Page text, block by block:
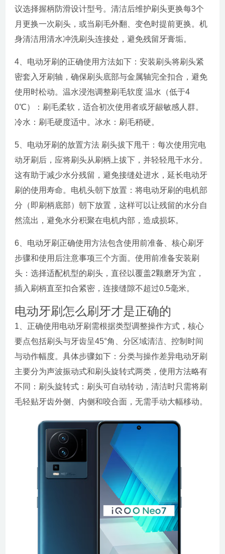
议选择握柄防滑设计型号。清洁后维护刷头更换每3个
月更换一次刷头，或当刷毛外翻、变色时提前更换。机
身清洁用清水冲洗刷头连接处，避免残留牙膏垢。
4、电动牙刷的正确使用方法如下：安装刷头将刷头紧
密套入牙刷轴，确保刷头底部与金属轴完全扣合，避免
使用时松动。温水浸泡调整刷毛软度 温水（低于4
0℃）：刷毛柔软，适合初次使用者或牙龈敏感人群。
冷水：刷毛硬度适中。冰水：刷毛稍硬。
5、电动牙刷的放置方法 刷头拔下甩干：每次使用完电
动牙刷后，应将刷头从刷柄上拔下，并轻轻甩干水分。
这有助于减少水分残留，避免接缝处进水，延长电动牙
刷的使用寿命。电机头朝下放置：将电动牙刷的电机部
分（即刷柄底部）朝下放置，这样可以让残留的水分自
然流出，避免水分积聚在电机内部，造成损坏。
6、电动牙刷正确使用方法包含使用前准备、核心刷牙
步骤和使用后注意事项三个方面。使用前准备安装刷
头：选择适配机型的刷头，直径以覆盖2颗磨牙为宜，
插入刷柄直至扣合紧密，连接缝隙不超过0.5毫米。
电动牙刷怎么刷牙才是正确的
1、正确使用电动牙刷需根据类型调整操作方式，核心
要点包括刷头与牙齿呈45°角、分区域清洁、控制时间
与动作幅度。具体步骤如下：分类与操作差异电动牙刷
主要分为声波振动式和刷头旋转式两类，使用方法略有
不同：刷头旋转式：刷头可自动转动，清洁时只需将刷
毛轻贴牙齿外侧、内侧和咬合面，无需手动大幅移动。